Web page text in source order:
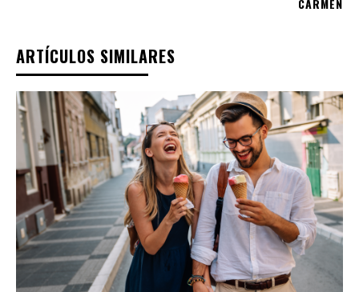
CARMEN
ARTÍCULOS SIMILARES